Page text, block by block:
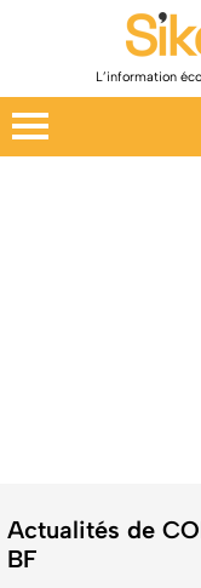
L’information
Actualités de
BF